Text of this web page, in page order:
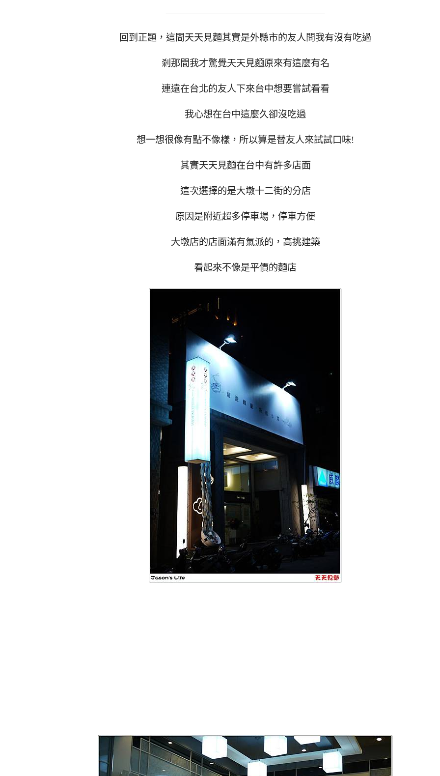
—————————————————
回到正題，這間天天見麵其實是外縣市的友人問我有沒有吃過
剎那間我才驚覺天天見麵原來有這麼有名
連遠在台北的友人下來台中想要嘗試看看
我心想在台中這麼久卻沒吃過
想一想很像有點不像樣，所以算是替友人來試試口味!
其實天天見麵在台中有許多店面
這次選擇的是大墩十二街的分店
原因是附近超多停車場，停車方便
大墩店的店面滿有氣派的，高挑建築
看起來不像是平價的麵店